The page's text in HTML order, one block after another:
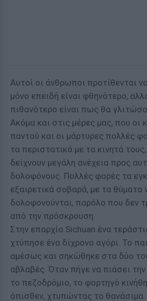
Αυτοί οι άνθρωποι προτίθενται
μόνο επειδή είναι φθηνότερο,
πιθανότερο είναι πως θα
Ακόμα και στις μέρες μας, που οι
παντού και οι μάρτυρες πολλές
τα περιστατικά με τα κινητά
δείχνουν μεγάλη ανέχεια προς
δολοφόνους. Πολλές φορές τα
εξαιρετικά σοβαρά, με τα θύματα
δολοφονούνται, παρόλο που δεν
από την πρόσκρουση.
Στην επαρχία Sichuan ένα
χτύπησε ένα δίχρονο αγόρι. Το
αμέσως και σηκώθηκε στα δύο
αβλαβές. Όταν πήγε να πιάσει
το πεζοδρόμιο, το φορτηγό
όπισθεν, χτυπώντας το